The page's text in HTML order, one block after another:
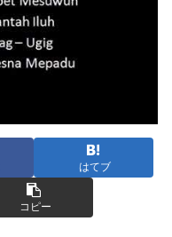
はてブ
コピー